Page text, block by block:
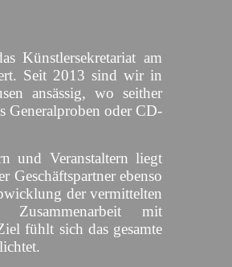
Künstlersekretariat am
Seit 2013 sind wir in
ansässig, wo seither
Generalproben oder CD-
und Veranstaltern liegt
Geschäftspartner ebenso
der vermittelten
mit
fühlt sich das gesamte